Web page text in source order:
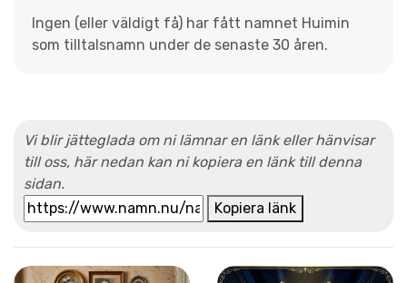
Ingen (eller väldigt få) har fått namnet Huimin
som tilltalsnamn under de senaste 30 åren.
Vi blir jätteglada om ni lämnar en länk eller hänvisar
till oss, här nedan kan ni kopiera en länk till denna
sidan.
Kopiera länk